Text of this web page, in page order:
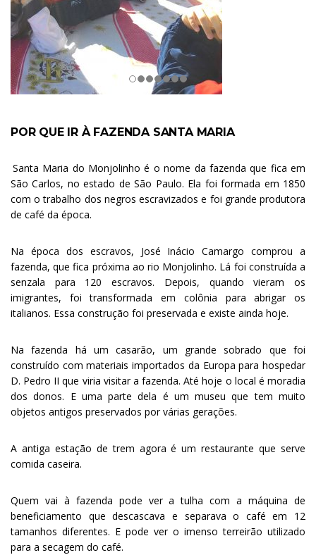
POR QUE IR À FAZENDA SANTA MARIA
Santa Maria do Monjolinho é o nome da fazenda que fica em
São Carlos, no estado de São Paulo. Ela foi formada em 1850
com o trabalho dos negros escravizados e foi grande produtora
de café da época.
Na época dos escravos, José Inácio Camargo comprou a
fazenda, que fica próxima ao rio Monjolinho. Lá foi construída a
senzala para 120 escravos. Depois, quando vieram os
imigrantes, foi transformada em colônia para abrigar os
italianos. Essa construção foi preservada e existe ainda hoje.
Na fazenda há um casarão, um grande sobrado que foi
construído com materiais importados da Europa para hospedar
D. Pedro II que viria visitar a fazenda. Até hoje o local é moradia
dos donos. E uma parte dela é um museu que tem muito
objetos antigos preservados por várias gerações.
A antiga estação de trem agora é um restaurante que serve
comida caseira.
Quem vai à fazenda pode ver a tulha com a máquina de
beneficiamento que descascava e separava o café em 12
tamanhos diferentes. E pode ver o imenso terreirão utilizado
para a secagem do café.